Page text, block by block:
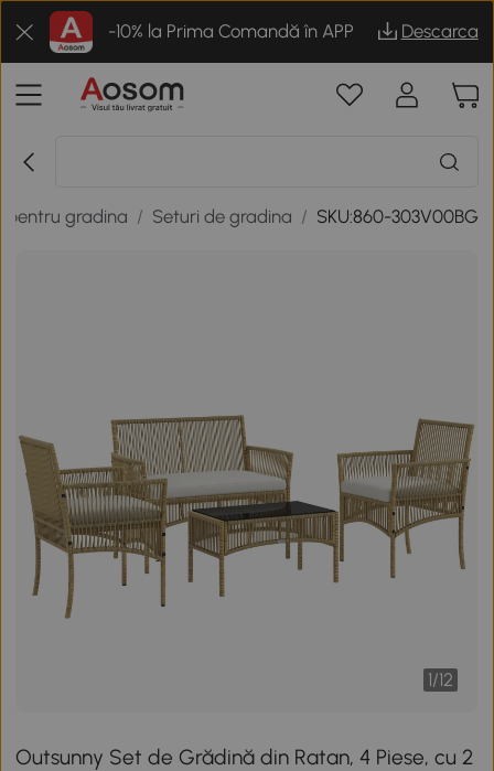
-10% la Prima Comandă în APP Descarca
pentru gradina / Seturi de gradina / SKU:860-303V00BG
1/12
Outsunny Set de Grădină din Ratan, 4 Piese, cu 2